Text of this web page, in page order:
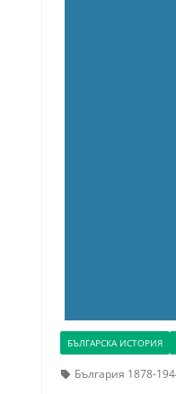
БЪЛГАРСКА ИСТОРИЯ
България 1878-